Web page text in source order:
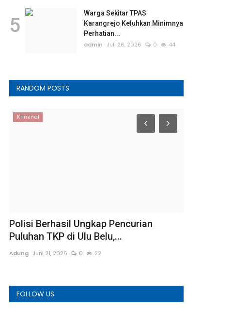
5
Warga Sekitar TPAS
Karangrejo Keluhkan Minimnya
Perhatian...
admin
Juli 26, 2026 0 44
RANDOM POSTS
Kriminal
Polisi Berhasil Ungkap Pencurian
Puluhan TKP di Ulu Belu,...
Adung Juni 21, 2026 0 22
FOLLOW US